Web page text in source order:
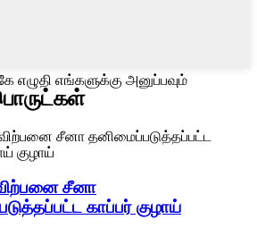
எங்களுக்கு அனுப்பவும்
சீனா
காப்பர் குழாய்